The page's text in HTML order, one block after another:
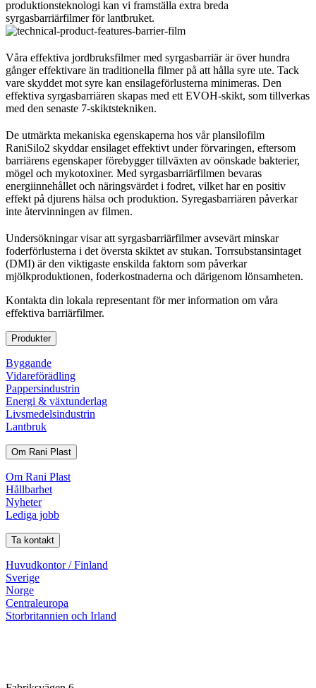
produktionsteknologi kan vi framställa extra breda
syrgasbarriärfilmer för lantbruket.
Våra effektiva jordbruksfilmer med syrgasbarriär är över hundra
gånger effektivare än traditionella filmer på att hålla syre ute. Tack
vare skyddet mot syre kan ensilageförlusterna minimeras. Den
effektiva syrgasbarriären skapas med ett EVOH-skikt, som tillverkas
med den senaste 7-skiktstekniken.
De utmärkta mekaniska egenskaperna hos vår plansilofilm
RaniSilo2 skyddar ensilaget effektivt under förvaringen, eftersom
barriärens egenskaper förebygger tillväxten av oönskade bakterier,
mögel och mykotoxiner. Med syrgasbarriärfilmen bevaras
energiinnehållet och näringsvärdet i fodret, vilket har en positiv
effekt på djurens hälsa och produktion. Syregasbarriären påverkar
inte återvinningen av filmen.
Undersökningar visar att syrgasbarriärfilmer avsevärt minskar
foderförlusterna i det översta skiktet av stukan. Torrsubstansintaget
(DMI) är den viktigaste enskilda faktorn som påverkar
mjölkproduktionen, foderkostnaderna och därigenom lönsamheten.
Kontakta din lokala representant för mer information om våra
effektiva barriärfilmer.
Produkter
Byggande
Vidareförädling
Pappersindustrin
Energi & växtunderlag
Livsmedelsindustrin
Lantbruk
Om Rani Plast
Om Rani Plast
Hållbarhet
Nyheter
Lediga jobb
Ta kontakt
Huvudkontor / Finland
Sverige
Norge
Centraleuropa
Storbritannien och Irland